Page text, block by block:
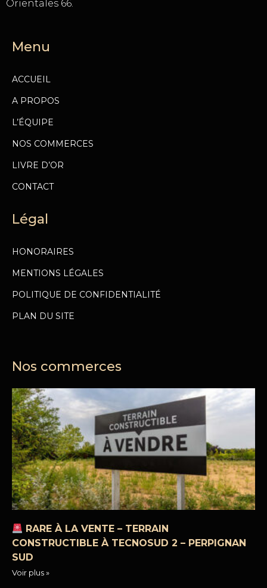
Orientales 66.
Menu
ACCUEIL
A PROPOS
L’ÉQUIPE
NOS COMMERCES
LIVRE D’OR
CONTACT
Légal
HONORAIRES
MENTIONS LÉGALES
POLITIQUE DE CONFIDENTIALITÉ
PLAN DU SITE
Nos commerces
RARE À LA VENTE – TERRAIN
CONSTRUCTIBLE À TECNOSUD 2 – PERPIGNAN
SUD
Voir plus »